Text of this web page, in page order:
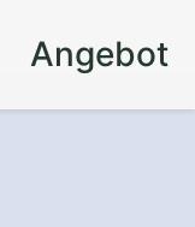
Angebot